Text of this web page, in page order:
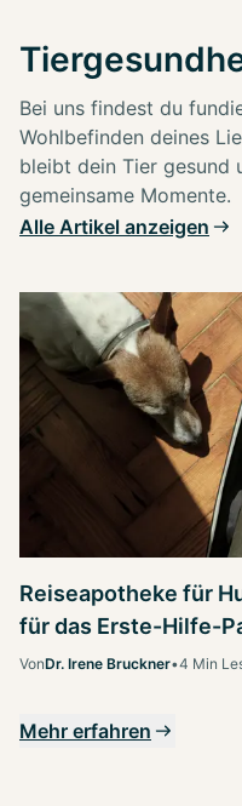
Bei uns findest du
Wohlbefinden deines
bleibt dein Tier gesund
gemeinsame Momente.
Alle Artikel anzeigen
Reiseapotheke für
für das Erste-Hilfe-
VonDr. Irene Bruckner•4 Min
Mehr erfahren